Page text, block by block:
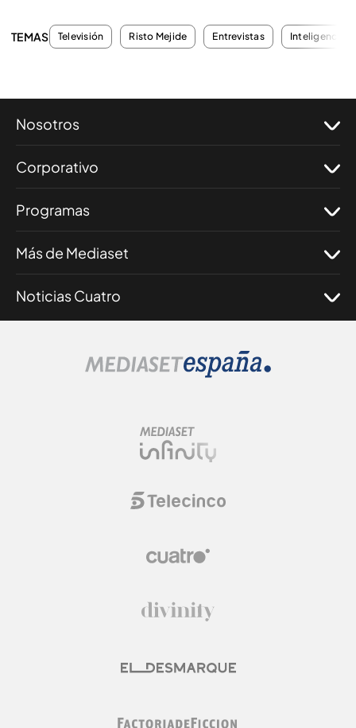
TEMAS Televisión Risto Mejide Entrevistas Inteligencia
Nosotros
Corporativo
Programas
Más de Mediaset
Noticias Cuatro